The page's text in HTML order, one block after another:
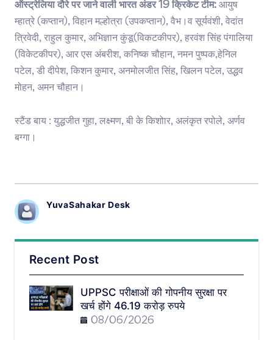
ऑस्ट्रेलिया दौरे पर जाने वाली भारत अंडर 19 क्रिकेट टीम: आयुष
म्हात्रे (कप्तान), विहान मल्होत्रा (उपकप्तान), वैभ।व सूर्यवंशी, वेदांत
त्रिवेदी, राहुल कुमार, अभिज्ञान कुंडू(विकटकीपर), हरवंश सिंह पंगालिया
(विकेटकीपर), आर एस अंबरीश, कनिष्क चौहान, नमन पुष्पक,हेनिल
पटेल, डी दीपेश, किशन कुमार, अनमोलजीत सिंह, खिलन पटेल, उद्धव
मोहन, अमन चौहान।
स्टैंड बाय : युद्धजीत गुहा, लक्ष्मण, बी के किशोार, अलंकृत रपोले, अर्णव
बग्गा।
YuvaSahakar Desk
Recent Post
UPPSC परीक्षाओं की गोपनीय सुरक्षा पर
खर्च होंगे 46.19 करोड़ रुपये
08/06/2026